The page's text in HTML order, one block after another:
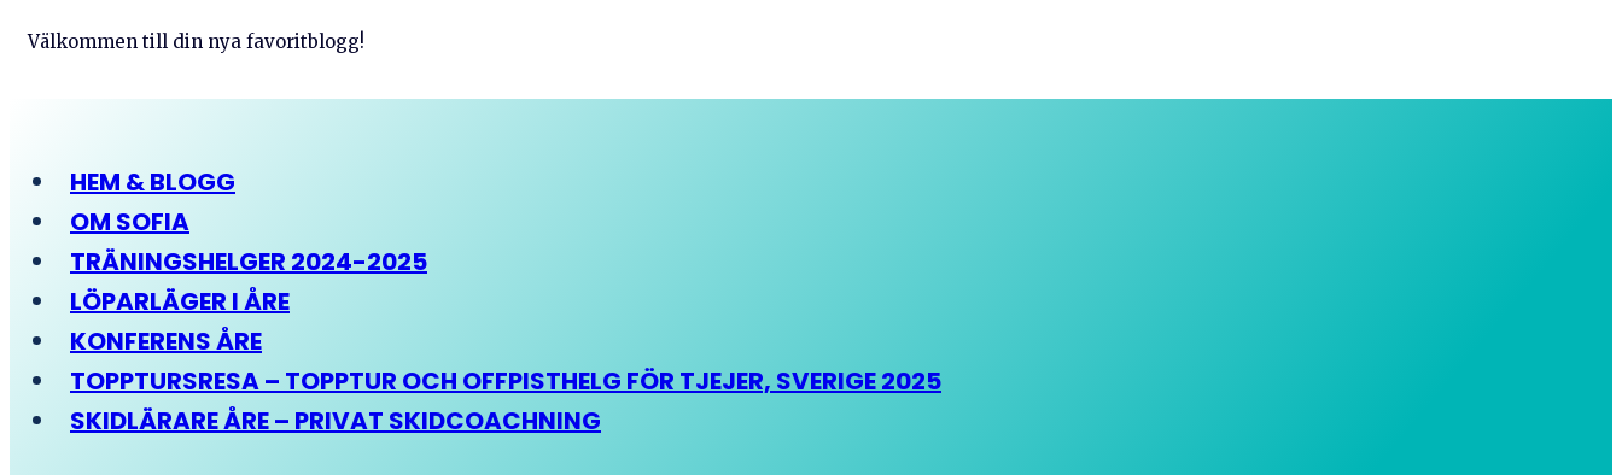
Välkommen till din nya favoritblogg!
HEM & BLOGG
OM SOFIA
TRÄNINGSHELGER 2024-2025
LÖPARLÄGER I ÅRE
KONFERENS ÅRE
TOPPTURSRESA – TOPPTUR OCH OFFPISTHELG FÖR TJEJER, SVERIGE 2025
SKIDLÄRARE ÅRE – PRIVAT SKIDCOACHNING